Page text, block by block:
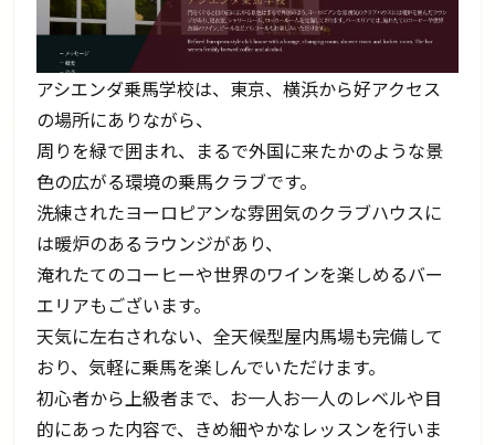
アシエンダ乗馬学校は、東京、横浜から好アクセス
の場所にありながら、
周りを緑で囲まれ、まるで外国に来たかのような景
色の広がる環境の乗馬クラブです。
洗練されたヨーロピアンな雰囲気のクラブハウスに
は暖炉のあるラウンジがあり、
淹れたてのコーヒーや世界のワインを楽しめるバー
エリアもございます。
天気に左右されない、全天候型屋内馬場も完備して
おり、気軽に乗馬を楽しんでいただけます。
初心者から上級者まで、お一人お一人のレベルや目
的にあった内容で、きめ細やかなレッスンを行いま